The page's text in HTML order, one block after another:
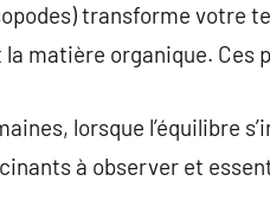
transforme votre
matière organique.
lorsque l’équilibre
à observer et